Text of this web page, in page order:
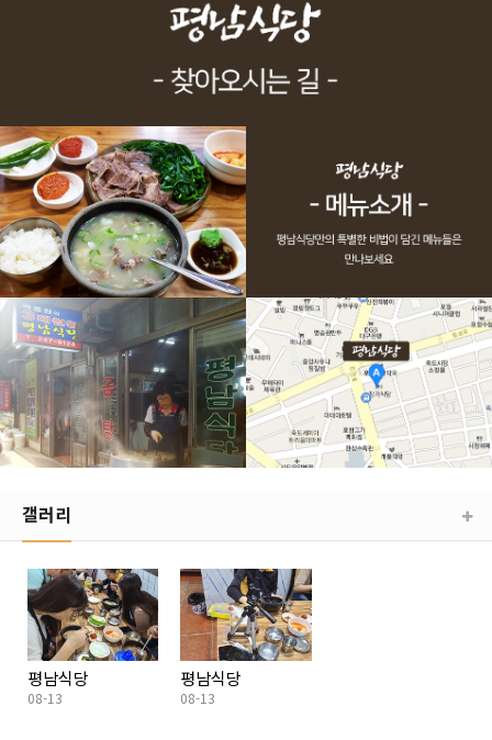
갤러리
평남식당
08-13
평남식당
08-13